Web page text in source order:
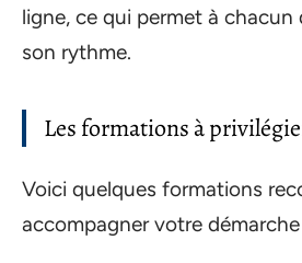
ligne, ce qui permet à chacun
son rythme.
Les formations à
Voici quelques formations
accompagner votre